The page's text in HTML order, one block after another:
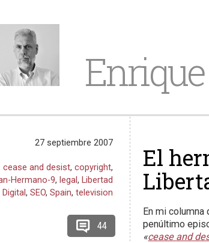
Enrique
El
En mi columna
penúltimo
«cease and
27 septiembre 2007
cease and desist,copyright,
Hermano-9,legal,Libertad
Digital,SEO,Spain,television
44